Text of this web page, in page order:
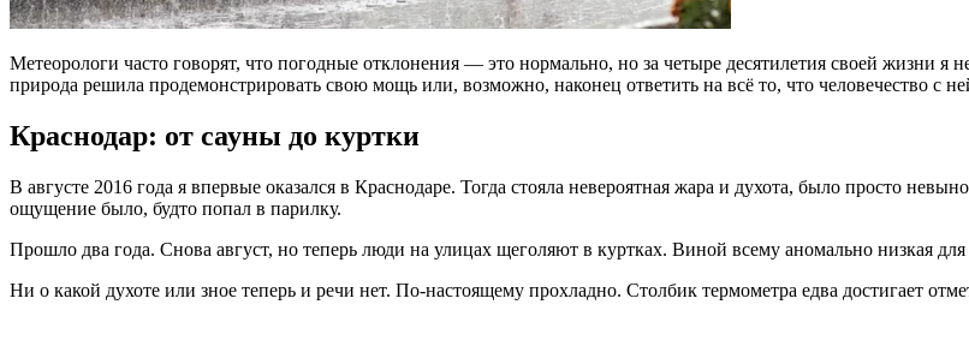
Метеорологи часто говорят, что погодные отклонения — это нормально, но за четыре десятилетия своей жизни
природа решила продемонстрировать свою мощь или, возможно, наконец ответить на всё то, что человечество с
Краснодар: от сауны до куртки
В августе 2016 года я впервые оказался в Краснодаре. Тогда стояла невероятная жара и духота, было просто
ощущение было, будто попал в парилку.
Прошло два года. Снова август, но теперь люди на улицах щеголяют в куртках. Виной всему аномально низкая для
Ни о какой духоте или зное теперь и речи нет. По-настоящему прохладно. Столбик термометра едва достигает